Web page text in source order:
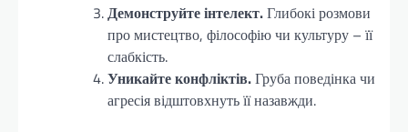
Демонструйте інтелект.Глибокі розмови
про мистецтво, філософію чи культуру – її
слабкість.
Уникайте конфліктів.Груба поведінка чи
агресія відштовхнуть її назавжди.